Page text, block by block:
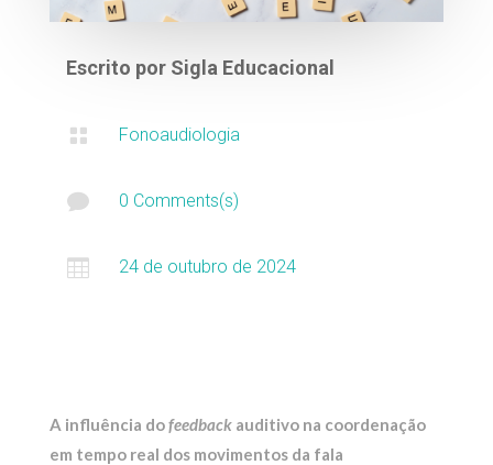
Escrito por Sigla Educacional
 Fonoaudiologia
 0 Comments(s)
 24 de outubro de 2024
A influência dofeedback auditivo na coordenação
em tempo real dos movimentos da fala